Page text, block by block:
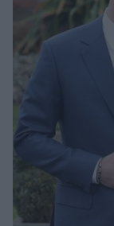
Υγεία + Διατροφή
Σχέσεις & Σεξ
Fitness
Woman
Parenting
Working Girl
Real Women
Πρόσωπα